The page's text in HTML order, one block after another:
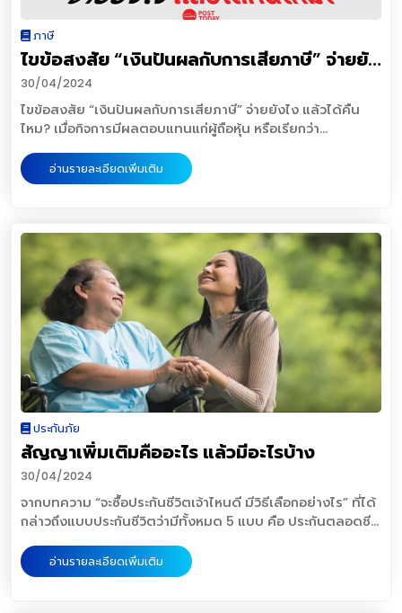
ประเกทข้อมูล เน้นมีบทวิเคราะห์ และมีค่าฟีได้ มีประสิทธิภาพก มี
ธุรกิจบล.ไร้ค่าธรรมเนียมเทรดหุ้น มองว่า ก็ไม่ได้มาดิสรับ ธุรกิจ
บล. ดั่งเดิม แต่อย่างใด ดังนั้น เมื่อมีทางเลือก ตัวกลางไร้ค่า
คอมเกิดแล้ว ก็ขึ้นอยู่กับว่านักลงทุนจะใช้โอกาสนี้หรือไม่” ขณะที่
ตลาดทุนเป็นเครื่องมือสร้างการลงทุนเพื่อการออม ขณะที่มอง
การเก็บภาษีขายหุ้น เป็นการทำลายสภาพคล่องของตลาดทุน ไม่
ถอนขนห่านทองคำ แต่ควรใช้ตลาดทุนเป็นเครื่องมือสร้างความ
มั่งคั่งให้กับคนไทย มีเงินออมเตรียมพร้อมสู่วัยเกษียณ “นณ
เท่าเทียมและเป็นธรรม เป็นการคนไทยเตรียมความพร้อมสู่
สังคมสูงวัยได้ และยังช่วยแก้ไขปัญหาสังคม ไม่ให้คนเอาเงิน
ออมไปใช้ในเส้นทางการพนัน โดยเฉพาะกลุ่มคนที่อยู่บ่อนพนัน
ออนไลน์และกลุ่มเยาวชน “เฉลิมเดช ลีวงศ์เจริญ” นายกสมาคม
นักลงทุน เน้นคุณค่า (ประเทศไทย) กล่าวว่า การลงทุนแนวใหม่
สำหรับนักลงทุนเน้นคุณค่า คือ นักลงทุนที่เติบโตไปพร้อมกับ
ตลาดทุน ด้วยการมีข้อมูลและมีความรู้การลงทุนของคนที่มี
ประสบการณ์ ทำให้สามารถตัดสินใจลงทุนได้ด้วยตัวเองอย่างถูก
วิธี เมื่อสามารถเทรดหุ้นโดยไม่ต้องจ่ายค่าธรรมเนียมมองว่า
เป็นทางเลือกใหม่ของการลงทุน ที่เปิดโอกาสให้กับคนหมู่มาก อีก
เป็นสิบล้านๆคน เดินเข้าสู่เส้นทางการลงทุนในตลาดทุนไทยได้
อย่างเท่าเทียมและเป็นธรรม ย่อมส่งผลดีต่อทั้งอุตสาหกรรมที่จะ
มีสภาพคล่องเพิ่มขึ้น และจะยิ่งเป็นตัวทวีคูณสร้างการเติบโตให้
กับประเทศไทยในระยะข้างหน้า "นักลงทุนรายย่อยที่มีความรู้และ
ประสบการณ์ลงทุนอยู่แล้ว น่าจะชอบการเทรดหุ้นเสรีไร้ค่าคอมฯ
ขณะที่คนอีกเป็นจำนวนมาก ที่ไม่เคยรู้จักตลาดหุ้นมาก่อน มี
การลงทุนให้เกิดความเท่าเทียมและเป็นธรรม ระหว่างนักลงทุน
รายใหญ่และรายย่อยด้วย” ขณะที่การเก็บภาษีขายหุ้น ยังมองว่า
จริง หรืออาจเป็นหน้าตาใหม่ที่ดูไม่คุ้นเคย ประหนึ่งว่านี่คือแอปพลิ
เคชั่นใหม่ และยัดไส้แอปฯ ไว้ด้วยไวรัสต่าง ๆ ที่เจาะข้อมูลตัว
เครื่องได้ เมื่อเจาะเข้าระบบเครื่องได้เป็นที่เรียบร้อยแล้ว
มิจฉาชีพก็จะอาศัยจังหวะเข้าแอปฯ ต่าง ๆ ภายในเครื่อง ระหว่างที่
เราอาจจะละสายตาจากสมาร์ตโฟน หรือชาร์จแบตเตอรี่สมาร์ต
โฟนทิ้งไว้ โดยเข้าสู่ระบบ Mobile Banking ของธนาคารและ
เข้าไปแก้ข้อมูลต่าง ๆ โดยเฉพาะวงเงินการโอนเงินไปบัญชี
ธนาคารต่าง ๆ ให้มีจำนวนที่สูงขึ้น ก่อนจะโอนเงินออกจากบัญชี
ในที่สุด และเหลือไว้เพียงยอดเงินหลักหน่วยจนถึงไม่เหลือเลย
กรณีดังกล่าวเกิดขึ้นค่อนข้างบ่อยในช่วงไม่กี่ปีที่ผ่านมา โดย
แต่อย่างใดและไม่มีธุรกรรมอะไรที่ต้องทำ เช่น โอนเงินเพื่อซื้อ
ของ โอนเงินจ่ายค่าอาหาร เป็นต้น สวมเว็บปลอม หลอกเอา
ข้อมูล (ตบท้ายด้วยดูดเงิน) การทำเว็บไซต์ปลอม หนึ่งในวิธี
คลาสสิกที่เจอได้บ่อย ตั้งแต่ยุคเริ่มต้นของระบบอินเทอร์เน็ตใน
ประเทศไทย โดยอาศัยการออกแบบหน้าเว็บไซต์ให้ดูเหมือนว่า
เป็นเว็บไซต์ของหน่วยงานรัฐ หรือเว็บไซต์ของธนาคารต่าง ๆ
จริง เมื่อเหยื่อเชื่อว่าเป็นเว็บไซต์จริงของหน่วยงานนั้น ๆ ก็กลาย
เป็นช่องทางที่มิจฉาชีพดักเอาข้อมูลสำคัญต่าง ๆ เพื่อนำไปใช้ใน
ทางที่ไม่ดี ไม่ว่าจะเป็น Username Password เลขบัตรประจำ
ตัวประชาชน เลข Laser ID หลังบัตรประชาชน เป็นต้น เมื่อ
มิจฉาชีพได้ข้อมูลสำคัญเหล่านี้แล้ว ก็จะจบด้วยการที่เข้าไป
เว็บไซต์จริง เพื่อโอนเงินออกจากบัญชีเหยื่อ หรือมิจฉาชีพเอง
อาจสวมรอย นำข้อมูลต่าง ๆ ไปทำธุรกรรมต่าง ๆ เอง ซึ่ง
เจ้าของข้อมูลตัวจริงไม่ทราบเรื่อง และอาจทำให้โดนหางเลข
ความผิดต่าง ๆ ไปด้วย ทั้งที่ไม่มีส่วนเกี่ยวข้องใด ๆ เลย ทำตัว
เนียน อ้างเป็นแอป/บริการต่าง ๆ การปลอมเป็นแอปพลิเคชั่น
หรือบริการต่าง ๆ เป็นอีกหนึ่งวิธีการที่พบได้บ่อย โดยมิจฉาชีพจะ
อ้างเป็นบริการต่าง ๆ ส่งอีเมลหรือข้อความเพื่อให้เข้าไปทำ
ภาษี
ไขข้อสงสัย “เงินปันผลกับการเสียภาษี” จ่ายยัง
ไง แล้วได้คืนไหม?
30/04/2024
ไขข้อสงสัย “เงินปันผลกับการเสียภาษี” จ่ายยังไง แล้วได้คืน
ไหม? เมื่อกิจการมีผลตอบแทนแก่ผู้ถือหุ้น หรือเรียกว่า
ภายในระยะเวลา 1 เดือน นับตั้งแต่วันที่ประชุมหรือกรรมการลง
มติ วิธีการจ่าย “เงินปันผล” ให้กับผู้ถือหุ้นมีขั้นตอนอย่างไรบ้าง
เงินปันผลให้กับผู้ถือหุ้นนั้นควรต้องทำจ่ายภายในระยะเวลา 1
เดือน นับตั้งแต่วันที่ประชุมใหญ่หรือกรรมการลงมติ ขั้นตอนการ
จ่ายเงินปันผลให้แก่ผู้ถือหุ้นมีรายละเอียดดังนี้ จ่ายเงินปันผลยัง
ไง จ่ายช่วงไหนได้บ้าง การปันผลกำไรที่ได้ของบริษัทคืนแก่ผู้ถือ
หุ้นทุกคนตามสัดส่วนของเงินลงทุน เรียกว่า “เงินปันผล” โดย
สามารถนำจ่ายได้ 2 ลักษณะ คือ 1. เงินปันผลระหว่างกาล เมื่อ
คณะกรรมการสามารถลงมติจ่ายเงินปันผลระหว่างกาลให้แก่ผู้ถือ
หุ้นได้เป็นครั้งคราว และหากมีข้อบังคับของบริษัทกำหนดไว้ให้
ทำได้ ทั้งนี้บริษัทต้องมีกำไรสมควรพอที่จะทำเช่นนั้นได้ และ
จำเป็นต้องรายงานให้ที่ประชุมผู้ถือหุ้นทราบในการประชุมครั้งต่อ
ไปด้วย 2. เงินปันผลประจำปี เป็นเงินปันผลที่ประกาศโดยบริษัท
ช่วงหลังปิดงบประจำปี โดยต้องผ่านมติของที่ประชุมผู้ถือหุ้น จึง
จะประกาศจ่ายเงินปันผลได้ เป็นการจ่ายเงินปันผลวาระปกติ
“เงินปันผล” ที่ได้ ต้องเสียภาษีอย่างไร ก่อนการจ่ายเงินปันผลให้
กับผู้ถือหุ้น ทางกิจการจะนำกำไรที่ได้ในส่วนนี้ซึ่งเป็นเงินหลังหัก
ภาษีเงินได้นิติบุคคลแล้วมาปันผล จากนั้นก่อนที่จะมีการจ่าย
เงินปันผลให้กับผู้ถือหุ้น กิจการจะต้องหักภาษี ณ ที่จ่ายไว้ก่อนที่จะ
จ่ายเงินปันผลให้กับผู้ถือหุ้นอีกด้วย และส่งแบบยื่นเพื่อชำระภาษี
ภายในวันที่ 7 ของเดือนถัดไป แบบยื่นภาษีที่ต้องนำส่งและอัตรา
อ่านรายละเอียดเพิ่มเติม
ประกันภัย
สัญญาเพิ่มเติมคืออะไร แล้วมีอะไรบ้าง
30/04/2024
จากบทความ “จะซื้อประกันชีวิตเจ้าไหนดี มีวิธีเลือกอย่างไร” ที่ได้
กล่าวถึงแบบประกันชีวิตว่ามีทั้งหมด 5 แบบ คือ ประกันตลอดชีพ
บำนาญ และประกันชีวิตควบการลงทุน (Unit Linked)ทั้ง 5 แบบ
นี้จะเรียกว่าสัญญาหลัก แต่นอกเหนือจากสัญญาหลักทั้ง 5 แบบนี้
อ่านรายละเอียดเพิ่มเติม